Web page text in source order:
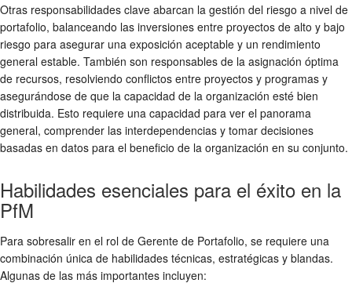
Otras responsabilidades clave abarcan la gestión del riesgo a nivel de
portafolio, balanceando las inversiones entre proyectos de alto y bajo
riesgo para asegurar una exposición aceptable y un rendimiento
general estable. También son responsables de la asignación óptima
de recursos, resolviendo conflictos entre proyectos y programas y
asegurándose de que la capacidad de la organización esté bien
distribuida. Esto requiere una capacidad para ver el panorama
general, comprender las interdependencias y tomar decisiones
basadas en datos para el beneficio de la organización en su conjunto.
Habilidades esenciales para el éxito en la
PfM
Para sobresalir en el rol de Gerente de Portafolio, se requiere una
combinación única de habilidades técnicas, estratégicas y blandas.
Algunas de las más importantes incluyen: